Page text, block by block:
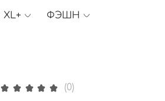
XL+ ФЭШН
(0)